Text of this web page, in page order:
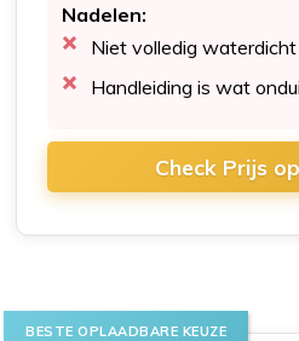
Nadelen:
Niet volledig
Handleiding is wat
Check Prijs
BESTE OPLAADBARE KEUZE